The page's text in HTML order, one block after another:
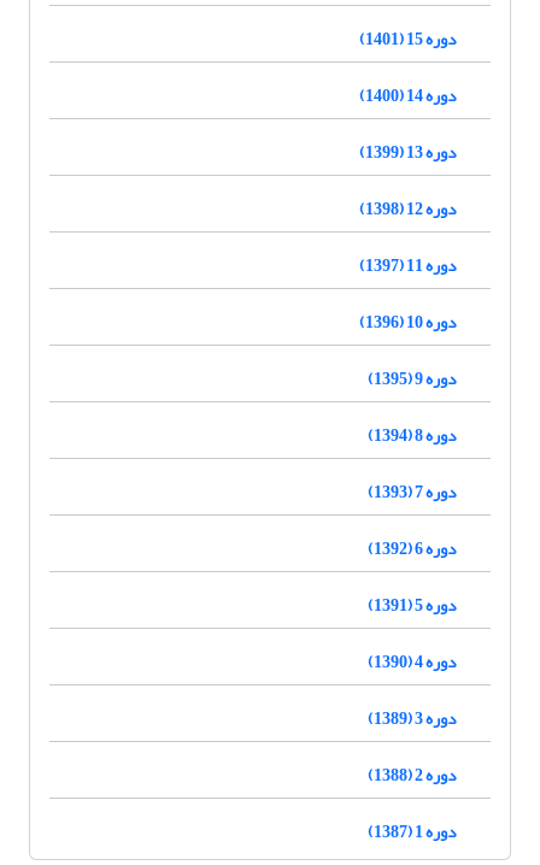
دوره 15 (1401)
دوره 14 (1400)
دوره 13 (1399)
دوره 12 (1398)
دوره 11 (1397)
دوره 10 (1396)
دوره 9 (1395)
دوره 8 (1394)
دوره 7 (1393)
دوره 6 (1392)
دوره 5 (1391)
دوره 4 (1390)
دوره 3 (1389)
دوره 2 (1388)
دوره 1 (1387)